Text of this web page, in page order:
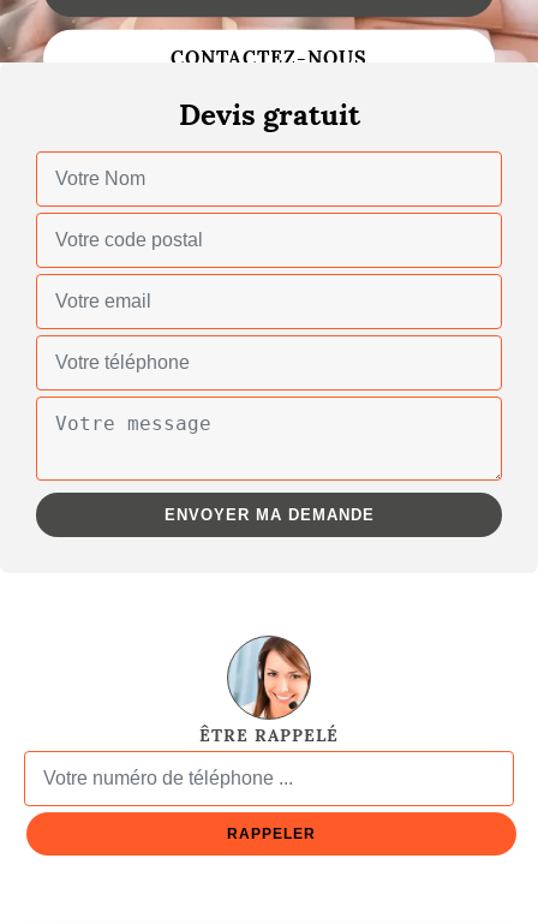
Changement de toiture
Gouttières
Réparation de toiture
CONTACTEZ-NOUS
Devis gratuit
ÊTRE RAPPELÉ